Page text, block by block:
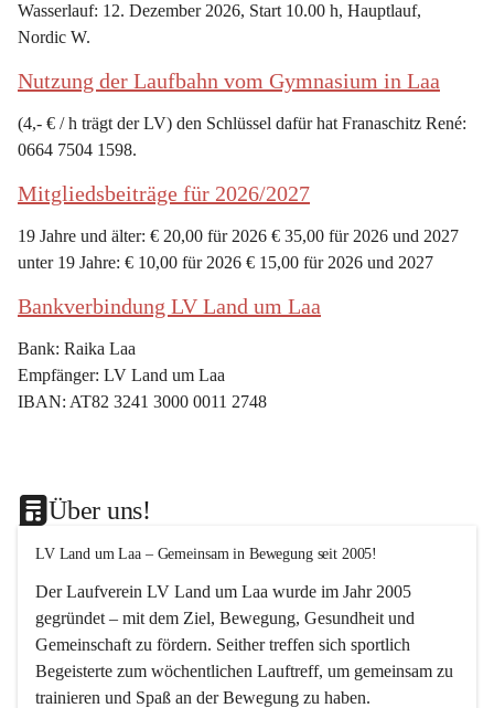
Wasserlauf: 12. Dezember 2026, Start 10.00 h, Hauptlauf,
Nordic W.
Nutzung der Laufbahn vom Gymnasium in Laa
(4,- € / h trägt der LV) den Schlüssel dafür hat Franaschitz René:
0664 7504 1598.
Mitgliedsbeiträge für 2026/2027
19 Jahre und älter: € 20,00 für 2026 € 35,00 für 2026 und 2027
unter 19 Jahre: € 10,00 für 2026 € 15,00 für 2026 und 2027
Bankverbindung LV Land um Laa
Bank: Raika Laa
Empfänger: LV Land um Laa
IBAN: AT82 3241 3000 0011 2748
Über uns!
LV Land um Laa – Gemeinsam in Bewegung seit 2005!
Der Laufverein LV Land um Laa wurde im Jahr 2005
gegründet – mit dem Ziel, Bewegung, Gesundheit und
Gemeinschaft zu fördern. Seither treffen sich sportlich
Begeisterte zum wöchentlichen Lauftreff, um gemeinsam zu
trainieren und Spaß an der Bewegung zu haben.